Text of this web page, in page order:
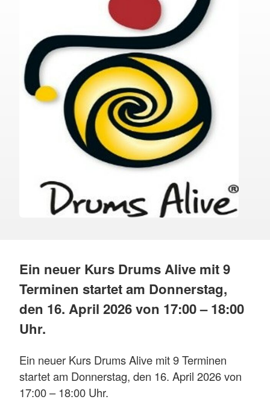
Ein neuer Kurs Drums Alive mit 9
Terminen startet am Donnerstag,
den 16. April 2026 von 17:00 – 18:00
Uhr.
Ein neuer Kurs Drums Alive mit 9 Terminen
startet am Donnerstag, den 16. April 2026 von
17:00 – 18:00 Uhr.